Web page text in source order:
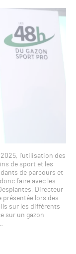
l’utilisation des
de sport et les
de parcours et
faire avec les
Directeur
présentée lors des
sur les différents
sur un gazon